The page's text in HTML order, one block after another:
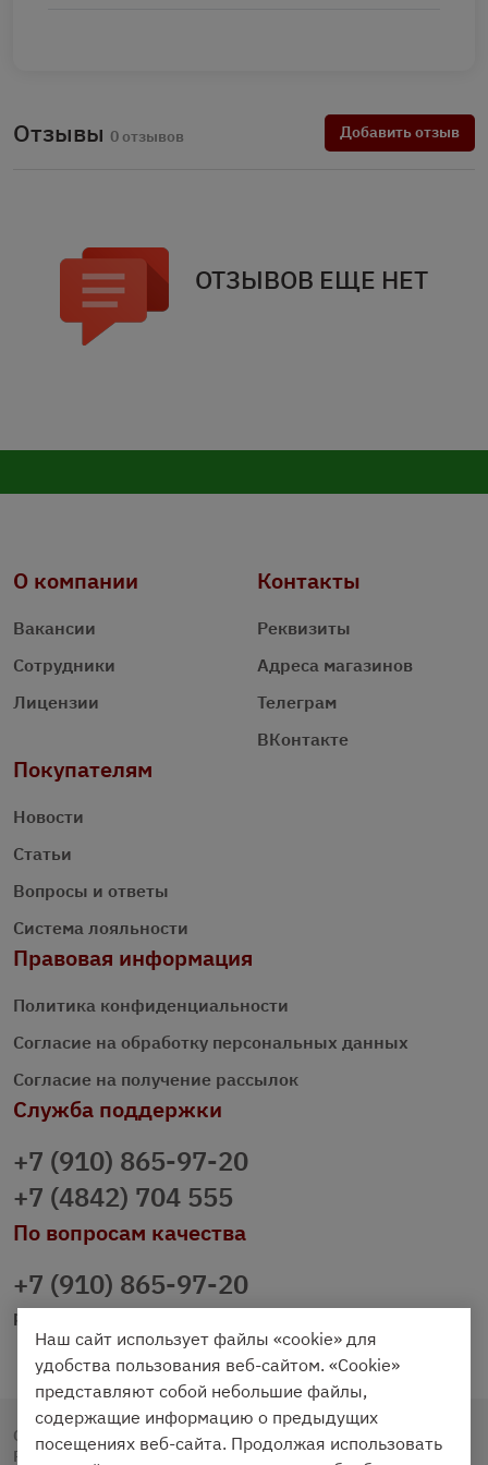
Отзывы 0 отзывов Добавить отзыв
ОТЗЫВОВ ЕЩЕ НЕТ
О компании
Вакансии
Сотрудники
Лицензии
Контакты
Реквизиты
Адреса магазинов
Телеграм
ВКонтакте
Покупателям
Новости
Статьи
Вопросы и ответы
Система лояльности
Правовая информация
Политика конфиденциальности
Согласие на обработку персональных данных
Согласие на получение рассылок
Служба поддержки
+7 (910) 865-97-20
+7 (4842) 704 555
По вопросам качества
+7 (910) 865-97-20
prazdnichniy40@palmi.ru
Copyright © 2020 - 2026. Праздничный Стол.
Разработка и продвижение - Vegas Studio
Наш сайт использует файлы «cookie» для
удобства пользования веб-сайтом. «Cookie»
представляют собой небольшие файлы,
содержащие информацию о предыдущих
посещениях веб-сайта. Продолжая использовать